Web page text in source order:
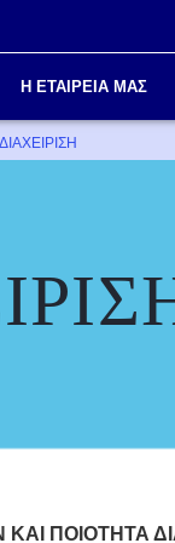
Η ΕΤΑΙΡΕΙΑ ΜΑΣ
ΔΙΑΧΕΊΡΙΣΗ
ΠΟΙΟΤΗΤΑ